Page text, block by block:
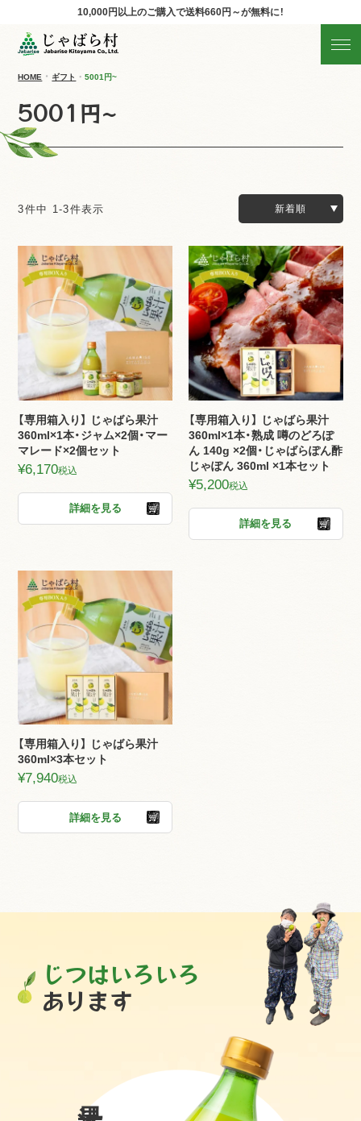
10,000円以上のご購入で送料660円～が無料に！
HOME ギフト 5001円~
5001円~
新着順
3件中 1 -3件表示
【専用箱入り】 じゃばら果汁
360ml×1本・ジャム×2個・マー
マレード×2個セット
¥6,170税込
詳細を見る
【専用箱入り】 じゃばら果汁
360ml×1本・熟成 噂のどろぽ
ん 140g ×2個・じゃばらぽん酢
じゃぽん 360ml ×1本セット
¥5,200税込
詳細を見る
【専用箱入り】 じゃばら果汁
360ml×3本セット
¥7,940税込
詳細を見る
じつはいろいろ
あります
じゃばらの商品を探す
産地直送!旬の商品
商品の分類から探す
ギフト
すべての商品を見る